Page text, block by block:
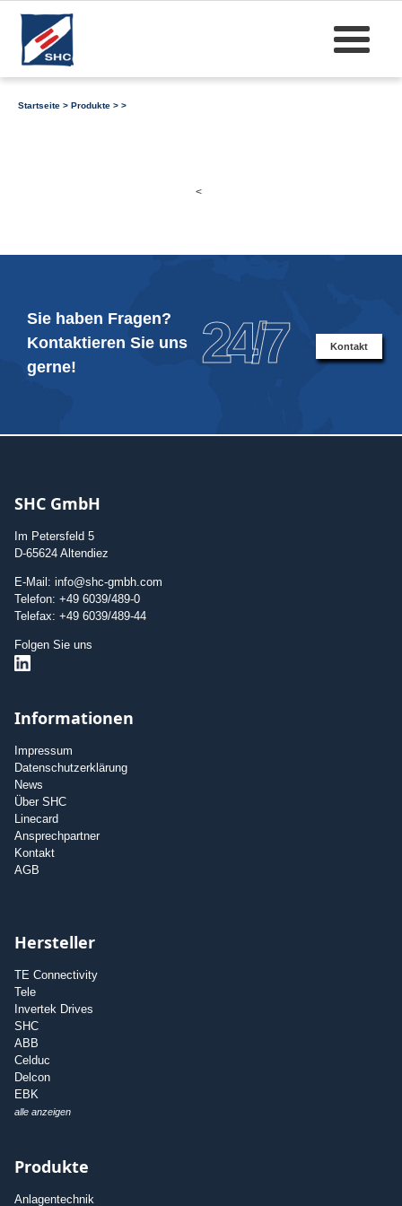
Startseite > Produkte > >
<
Sie haben Fragen?
Kontaktieren Sie uns
gerne!
24/7 Kontakt
SHC GmbH
Im Petersfeld 5
D-65624 Altendiez
E-Mail: info@shc-gmbh.com
Telefon: +49 6039/489-0
Telefax: +49 6039/489-44
Folgen Sie uns
Informationen
Impressum
Datenschutzerklärung
News
Über SHC
Linecard
Ansprechpartner
Kontakt
AGB
Hersteller
TE Connectivity
Tele
Invertek Drives
SHC
ABB
Celduc
Delcon
EBK
alle anzeigen
Produkte
Anlagentechnik